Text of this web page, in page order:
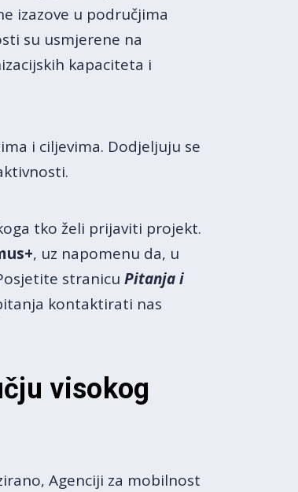
izazove u područjima
su usmjerene na
kapaciteta i
i ciljevima. Dodjeljuju se
tko želi prijaviti projekt.
, uz napomenu da, u
stranicu Pitanja i
kontaktirati nas
visokog
Agenciji za mobilnost